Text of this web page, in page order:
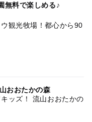
無料で楽しめる♪
観光牧場！都心から90
おおたかの森
ッズ！ 流山おおたかの